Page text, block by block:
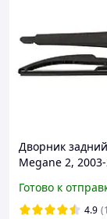
Дворник
Megane 2,
Готово к
4.9